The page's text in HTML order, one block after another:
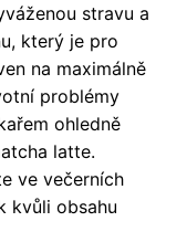
stravu a
který je pro
na maximálně
problémy
ohledně
latte.
ve večerních
kvůli obsahu